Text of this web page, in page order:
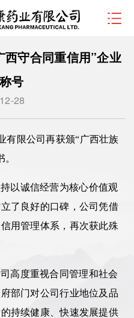
守合同重信用”企业
号
28
有限公司再获颁“广西壮族
以诚信经营为核心价值观
了良好的口碑，公司凭借
用管理体系，再次获此殊
高度重视合同管理和社会
部门对公司行业地位及品
持续健康、快速发展提供